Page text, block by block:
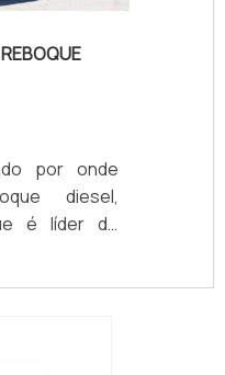
por onde
diesel,
é líder do
cotação na
Industriais e